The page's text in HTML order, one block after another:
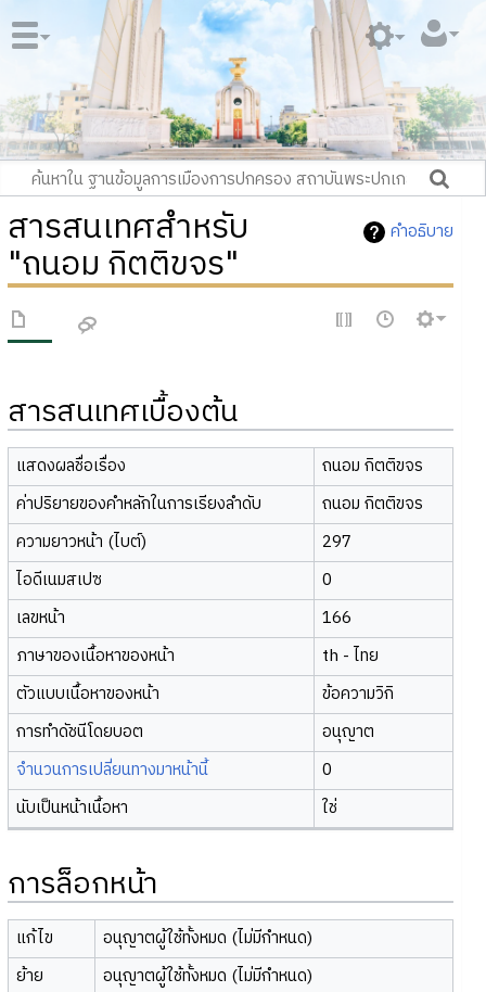
คำอธิบาย
สารสนเทศสำหรับ
"ถนอม กิตติขจร"
สารสนเทศเบื้องต้น
แสดงผลชื่อเรื่อง
ถนอม กิตติขจร
ค่าปริยายของคำหลักในการเรียงลำดับ
ถนอม กิตติขจร
ความยาวหน้า (ไบต์)
297
ไอดีเนมสเปซ
0
เลขหน้า
166
ภาษาของเนื้อหาของหน้า
th - ไทย
ตัวแบบเนื้อหาของหน้า
ข้อความวิกิ
การทำดัชนีโดยบอต
อนุญาต
จำนวนการเปลี่ยนทางมาหน้านี้
0
นับเป็นหน้าเนื้อหา
ใช่
การล็อกหน้า
แก้ไข
อนุญาตผู้ใช้ทั้งหมด (ไม่มีกำหนด)
ย้าย
อนุญาตผู้ใช้ทั้งหมด (ไม่มีกำหนด)